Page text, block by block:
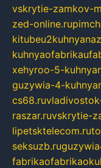
vskrytie-zamkov-
zed-online.ru
xehyroo-5-
guzywia-4-
cs68.ru
raszar.ruvskrytie-
lipetsktelecom.ru
seksuzb.ru